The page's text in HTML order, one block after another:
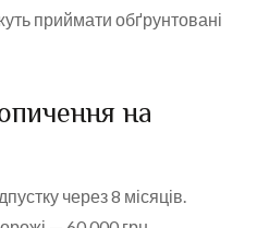
приймати обґрунтовані
на
через 8 місяців.